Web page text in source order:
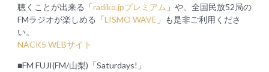
聴くことが出来る「radiko.jpプレミアム 」や、全国民放52局の
FMラジオが楽しめる「LISMO WAVE 」も是非ご利用くださ
い。
NACK5 WEBサイト
■FM FUJI(FM/山梨)「Saturdays!」